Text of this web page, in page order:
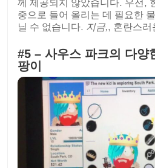
께 제공되지 않았습니다. 우선,
중으로 들어 올리는 데 필요한
닐 수 없습니다. 지금,, 혼란스러
#5 – 사우스 파크의 다양
팡이